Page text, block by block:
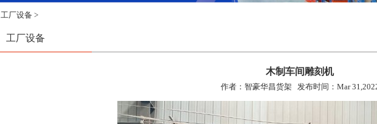
工厂设备 >
工厂设备
木制车间雕刻机
作者：智豪华昌货架 发布时间：Mar